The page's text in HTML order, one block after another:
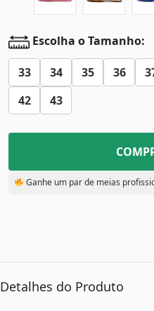
Escolha o Tamanho:
33 34 35 36
42
43
Ganhe um par de meias
Detalhes do Produto